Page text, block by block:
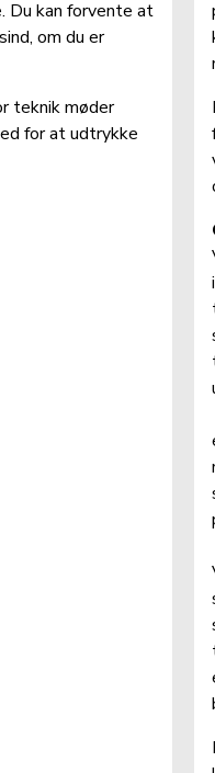
kan forvente at
om du er
teknik møder
for at udtrykke